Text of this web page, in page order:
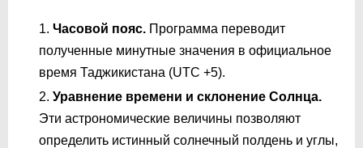
Часовой пояс. Программа переводит
полученные минутные значения в официальное
время Таджикистана (UTC +5).
Уравнение времени и склонение Солнца.
Эти астрономические величины позволяют
определить истинный солнечный полдень и углы,